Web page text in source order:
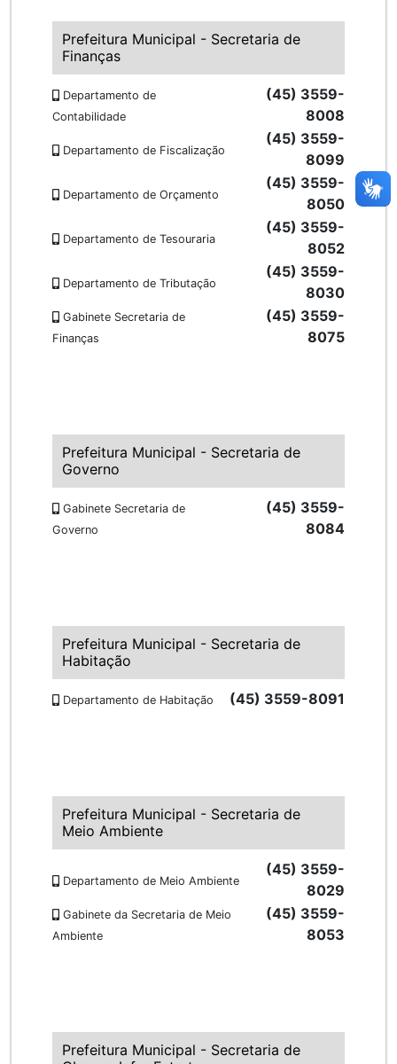
Prefeitura Municipal - Secretaria de
Finanças
Departamento de
Contabilidade
(45) 3559-
8008
Departamento de Fiscalização
(45) 3559-
8099
Departamento de Orçamento
(45) 3559-
8050
Departamento de Tesouraria
(45) 3559-
8052
Departamento de Tributação
(45) 3559-
8030
Gabinete Secretaria de
Finanças
(45) 3559-
8075
Prefeitura Municipal - Secretaria de
Governo
Gabinete Secretaria de
Governo
(45) 3559-
8084
Prefeitura Municipal - Secretaria de
Habitação
Departamento de Habitação (45) 3559-8091
Prefeitura Municipal - Secretaria de
Meio Ambiente
Departamento de Meio Ambiente
(45) 3559-
8029
Gabinete da Secretaria de Meio
Ambiente
(45) 3559-
8053
Prefeitura Municipal - Secretaria de